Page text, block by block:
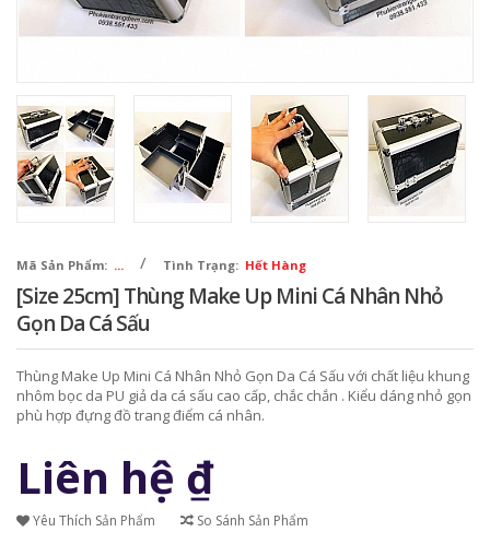
Mã Sản Phẩm: ... / Tình Trạng: Hết Hàng
[Size 25cm] Thùng Make Up Mini Cá Nhân Nhỏ
Gọn Da Cá Sấu
Thùng Make Up Mini Cá Nhân Nhỏ Gọn Da Cá Sấu với chất liệu khung
nhôm bọc da PU giả da cá sấu cao cấp, chắc chắn . Kiểu dáng nhỏ gọn
phù hợp đựng đồ trang điểm cá nhân.
Liên hệ ₫
Yêu Thích Sản Phẩm So Sánh Sản Phẩm